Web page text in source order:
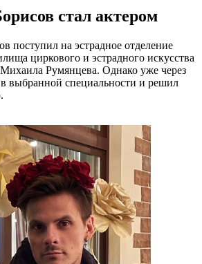
стал актером
поступил на эстрадное отделение
циркового и эстрадного искусства
Румянцева. Однако уже через
в выбранной специальности и решил